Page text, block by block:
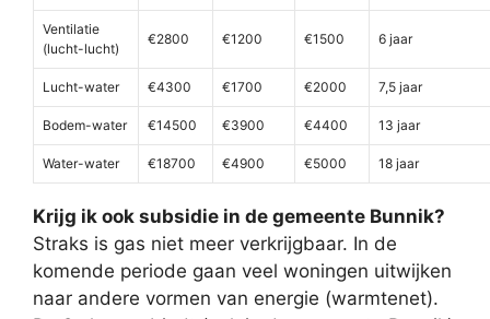
Ventilatie
(lucht-lucht)
€2800 €1200 €1500 6 jaar
Lucht-water €4300 €1700 €2000 7,5 jaar
Bodem-water €14500 €3900 €4400 13 jaar
Water-water €18700 €4900 €5000 18 jaar
Krijg ik ook subsidie in de gemeente Bunnik?
Straks is gas niet meer verkrijgbaar. In de
komende periode gaan veel woningen uitwijken
naar andere vormen van energie (warmtenet).